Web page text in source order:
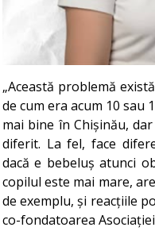
„Această problemă
de cum era acum 10 sau
mai bine în Chișinău,
diferit. La fel, face
dacă e bebeluș atunci
copilul este mai mare,
de exemplu, și reacțiile
co-fondatoarea